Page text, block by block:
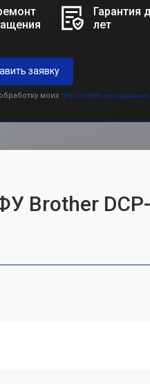
Гарантия
лет
заявку
моих персональных данных.
Brother